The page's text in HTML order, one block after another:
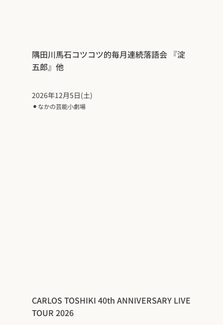
隅田川馬石コツコツ的毎月連続落語会 『淀
五郎』他
2026年12月5日(土)
なかの芸能小劇場
⚫︎
CARLOS TOSHIKI 40th ANNIVERSARY LIVE
TOUR 2026